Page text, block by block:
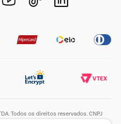
Todos os direitos reservados. CNPJ
a Rua Domingos Pretti, nº 165, Jardim